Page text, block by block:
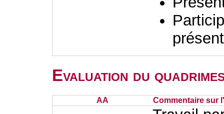
Evaluation du
AA Commentaire sur